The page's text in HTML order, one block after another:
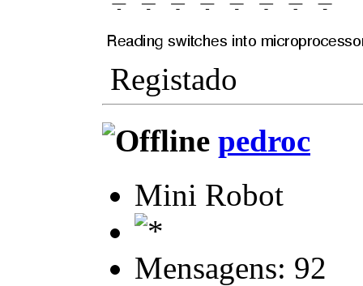
Registado
pedroc
Mini Robot
Mensagens: 92